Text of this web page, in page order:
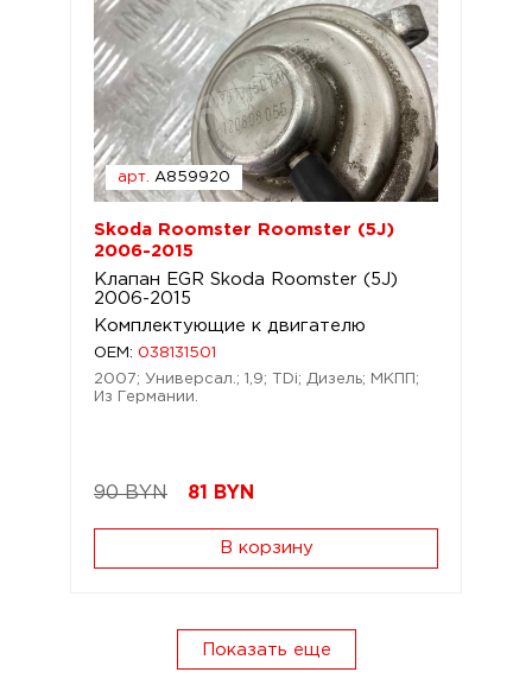
арт. A859920
Skoda Roomster Roomster (5J)
2006-2015
Клапан EGR Skoda Roomster (5J)
2006-2015
Комплектующие к двигателю
OEM: 038131501
2007; Универсал.; 1,9; TDi; Дизель; МКПП;
Из Германии.
90 BYN 81 BYN
В корзину
Показать еще